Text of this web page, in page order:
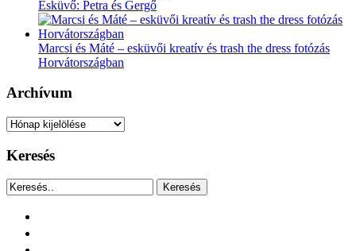
Esküvő: Petra és Gergő
Marcsi és Máté – esküvői kreatív és trash the dress fotózás
Horvátországban
Archívum
Archívum
Keresés
Keresés